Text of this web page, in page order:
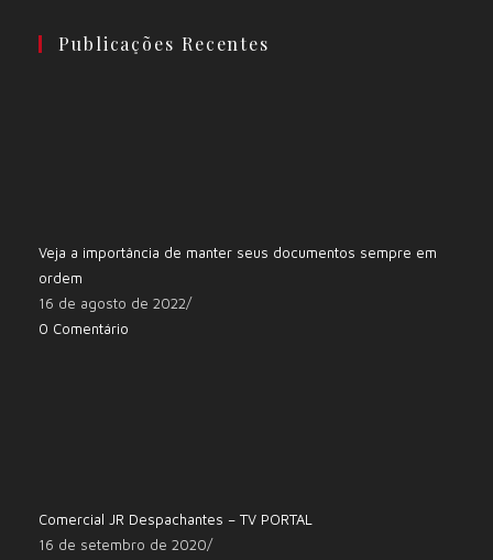
Publicações Recentes
Veja a importância de manter seus documentos sempre em
ordem
16 de agosto de 2022/
0 Comentário
Comercial JR Despachantes – TV PORTAL
16 de setembro de 2020/